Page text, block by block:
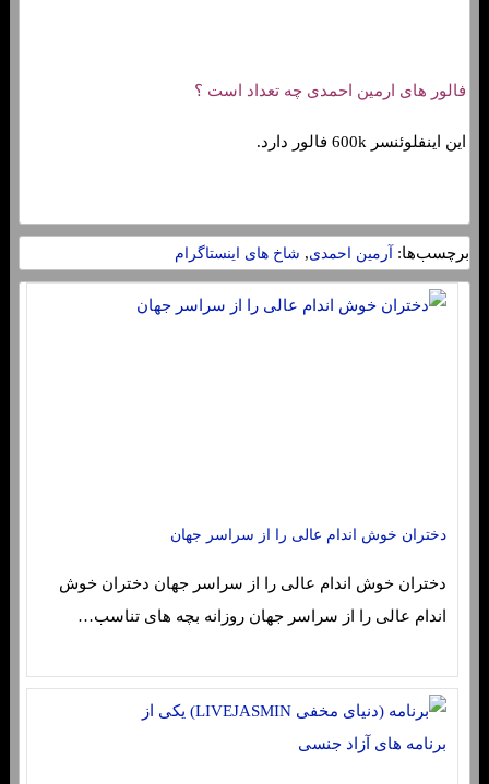
فالور های ارمین احمدی چه تعداد است ؟
این اینفلوئنسر 600k فالور دارد.
برچسب‌ها: آرمین احمدی, شاخ های اینستاگرام
دختران خوش اندام عالی را از سراسر جهان
دختران خوش اندام عالی را از سراسر جهان دختران خوش
اندام عالی را از سراسر جهان روزانه بچه های تناسب…